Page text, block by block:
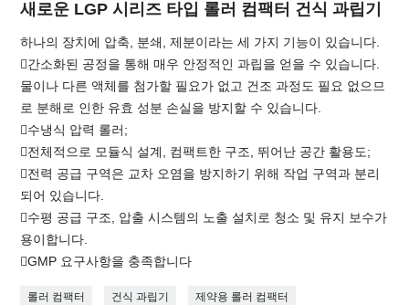
새로운 LGP 시리즈 타입 롤러 컴팩터 건식 과립기
하나의 장치에 압축, 분쇄, 제분이라는 세 가지 기능이 있습니다.
간소화된 공정을 통해 매우 안정적인 과립을 얻을 수 있습니다.
물이나 다른 액체를 첨가할 필요가 없고 건조 과정도 필요 없으므
로 분해로 인한 유효 성분 손실을 방지할 수 있습니다.
수냉식 압력 롤러;
전체적으로 모듈식 설계, 컴팩트한 구조, 뛰어난 공간 활용도;
전력 공급 구역은 교차 오염을 방지하기 위해 작업 구역과 분리
되어 있습니다.
수평 공급 구조, 압출 시스템의 노출 설치로 청소 및 유지 보수가
용이합니다.
GMP 요구사항을 충족합니다
롤러 컴팩터 건식 과립기 제약용 롤러 컴팩터